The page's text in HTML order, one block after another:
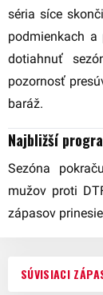
SÚVISIACI
séria síce
podmienkach
dotiahnuť
pozornosť
baráž.
Najbližší
Sezóna
mužov proti
zápasov